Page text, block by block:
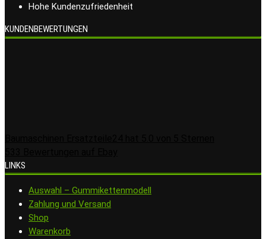
Hohe Kundenzufriedenheit
KUNDENBEWERTUNGEN
LINKS
Auswahl – Gummikettenmodell
Zahlung und Versand
Shop
Warenkorb